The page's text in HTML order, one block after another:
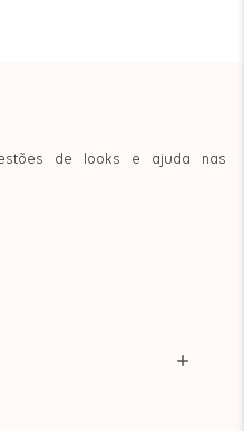
de looks e ajuda nas